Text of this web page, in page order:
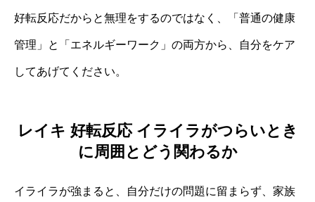
好転反応だからと無理をするのではなく、「普通の健康
管理」と「エネルギーワーク」の両方から、自分をケア
してあげてください。
レイキ 好転反応 イライラがつらいとき
に周囲とどう関わるか
イライラが強まると、自分だけの問題に留まらず、家族